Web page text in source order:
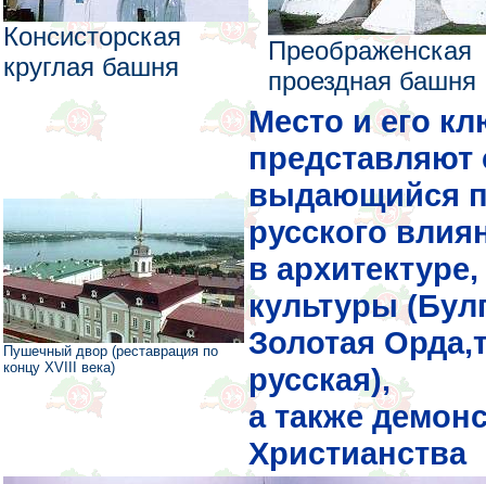
Консисторская
круглая башня
Преображенская
проездная башня
Пушечный двор (реставрация по
концу XVIII века)
Место и его
представляют
выдающийся
русского
в
культуры
Золотая
русская),
а также
Христианства